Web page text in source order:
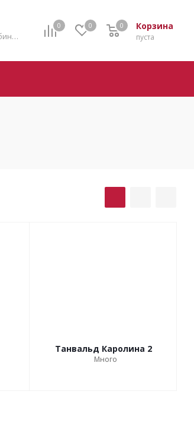
0 0 Корзина
0
пуста
0
Мой кабинет
Танвальд Каролина 2
Много